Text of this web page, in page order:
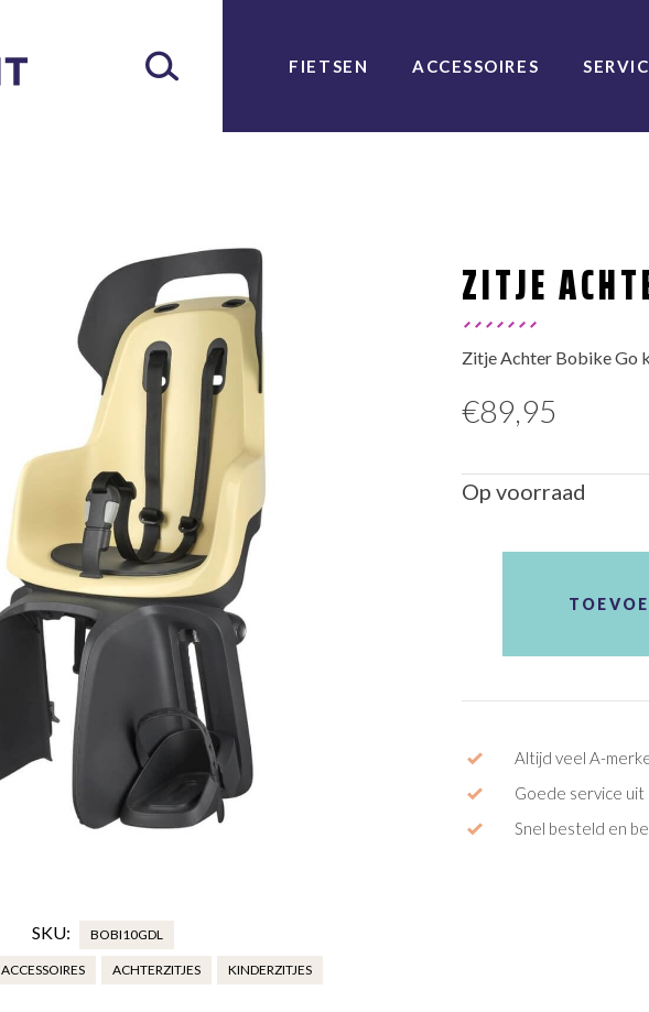
FIETSEN ACCESSOIRES
SKU: BOBI10GDL
ACCESSOIRES ACHTERZITJES KINDERZITJES
ZITJE
Zitje Achter Bobike Go
€89,95
Op voorraad
Altijd veel A-
Goede service
Snel besteld en